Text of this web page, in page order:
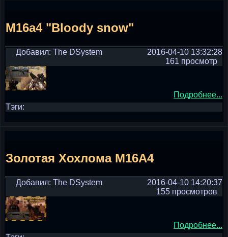
M16a4 "Bloody snow"
Добавил: The DSystem
2016-04-10 13:32:28
161 просмотр
Подробнее...
Тэги:
Золотая Хохлома M16A4
Добавил: The DSystem
2016-04-10 14:20:37
155 просмотров
Подробнее...